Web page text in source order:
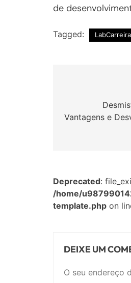
de
Tagged:
Post
Vantagens e
Deprecated:
/home/
template.php on
DEIXE UM
O seu endereço